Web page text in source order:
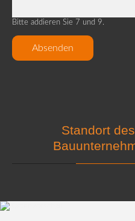
Bitte addieren Sie 7 und 9.
Absenden
Standort